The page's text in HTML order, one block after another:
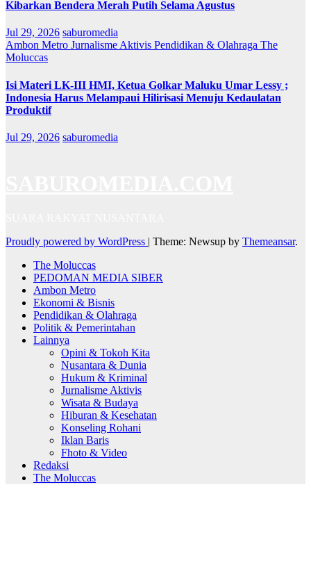
Kibarkan Bendera Merah Putih Selama Agustus
Jul 29, 2026 saburomedia
Ambon Metro Jurnalisme Aktivis Pendidikan & Olahraga The
Moluccas
Isi Materi LK-III HMI, Ketua Golkar Maluku Umar Lessy ;
Indonesia Harus Melampaui Hilirisasi Menuju Kedaulatan
Produktif
Jul 29, 2026 saburomedia
Proudly powered by WordPress | Theme: Newsup by Themeansar.
The Moluccas
PEDOMAN MEDIA SIBER
Ambon Metro
Ekonomi & Bisnis
Pendidikan & Olahraga
Politik & Pemerintahan
Lainnya
Opini & Tokoh Kita
Nusantara & Dunia
Hukum & Kriminal
Jurnalisme Aktivis
Wisata & Budaya
Hiburan & Kesehatan
Konseling Rohani
Iklan Baris
Fhoto & Video
Redaksi
The Moluccas